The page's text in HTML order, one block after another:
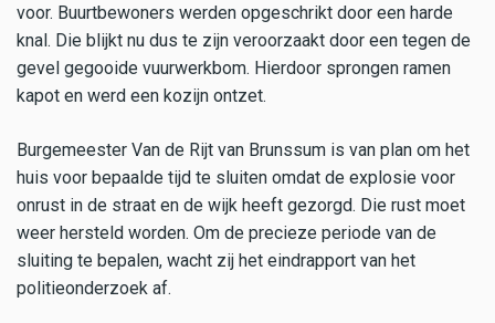
voor. Buurtbewoners werden opgeschrikt door een harde
knal. Die blijkt nu dus te zijn veroorzaakt door een tegen de
gevel gegooide vuurwerkbom. Hierdoor sprongen ramen
kapot en werd een kozijn ontzet.
Burgemeester Van de Rijt van Brunssum is van plan om het
huis voor bepaalde tijd te sluiten omdat de explosie voor
onrust in de straat en de wijk heeft gezorgd. Die rust moet
weer hersteld worden. Om de precieze periode van de
sluiting te bepalen, wacht zij het eindrapport van het
politieonderzoek af.